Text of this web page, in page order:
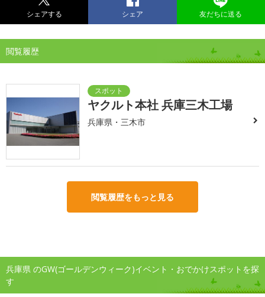
シェアする シェア 友だちに送る
閲覧履歴
ヤクルト本社 兵庫三木工場
兵庫県・三木市
閲覧履歴をもっと見る
兵庫県 のGW(ゴールデンウィーク)イベント・おでかけスポットを探
す